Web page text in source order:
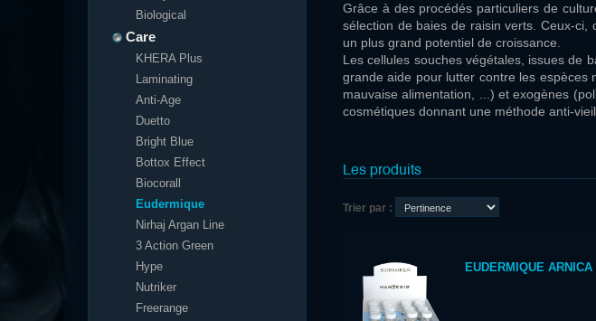
Biological
Care
KHERA Plus
Laminating
Anti-Age
Duetto
Bright Blue
Bottox Effect
Biocorall
Eudermique
Nirhaj Argan Line
3 Action Green
Hype
Nutriker
Freerange
Grâce à des procédés particuliers de
sélection de baies de raisin verts. Ceux-
un plus grand potentiel de croissance.
Les cellules souches végétales, issues de
grande aide pour lutter contre les espèces
mauvaise alimentation, ...) et exogènes
cosmétiques donnant une méthode anti-
Les produits
Trier par :
EUDERMIQUE ARNICA